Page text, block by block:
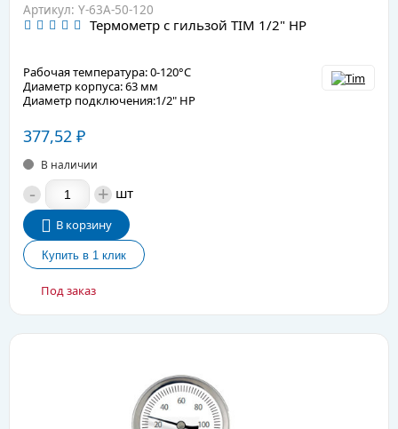
Артикул: Y-63А-50-120
Термометр с гильзой TIM 1/2" НР
Рабочая температура: 0-120°С
Диаметр корпуса: 63 мм
Диаметр подключения:1/2" НР
377,52 ₽
В наличии
- + шт
В корзину
Под заказ